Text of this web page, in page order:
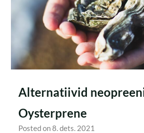
Alternatiivid
Oysterprene
Posted on 8. dets. 2021